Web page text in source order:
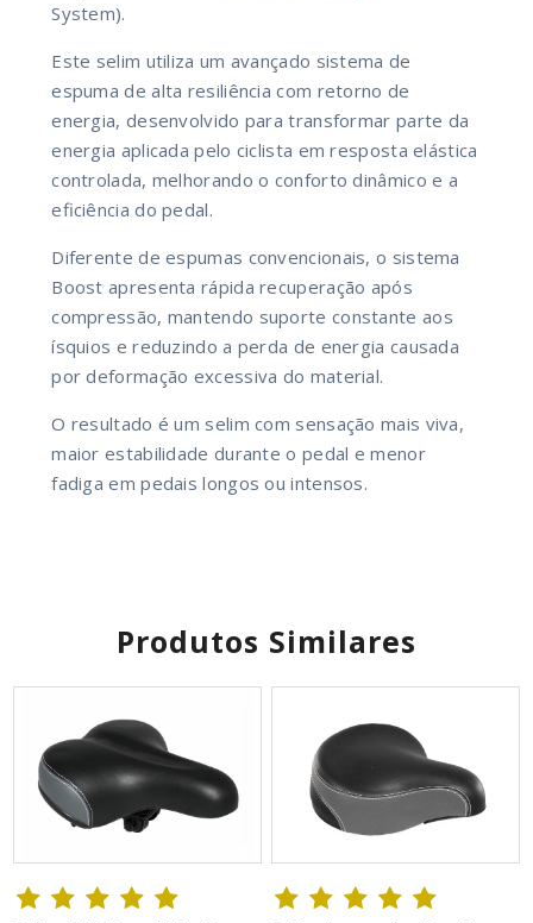
System).
Este selim utiliza um avançado sistema de
espuma de alta resiliência com retorno de
energia, desenvolvido para transformar parte da
energia aplicada pelo ciclista em resposta elástica
controlada, melhorando o conforto dinâmico e a
eficiência do pedal.
Diferente de espumas convencionais, o sistema
Boost apresenta rápida recuperação após
compressão, mantendo suporte constante aos
ísquios e reduzindo a perda de energia causada
por deformação excessiva do material.
O resultado é um selim com sensação mais viva,
maior estabilidade durante o pedal e menor
fadiga em pedais longos ou intensos.
Produtos Similares